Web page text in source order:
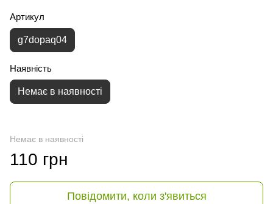
Артикул
g7dopaq04
Наявність
Немає в наявності
Немає в наявності
110 грн
Повідомити, коли з'явиться